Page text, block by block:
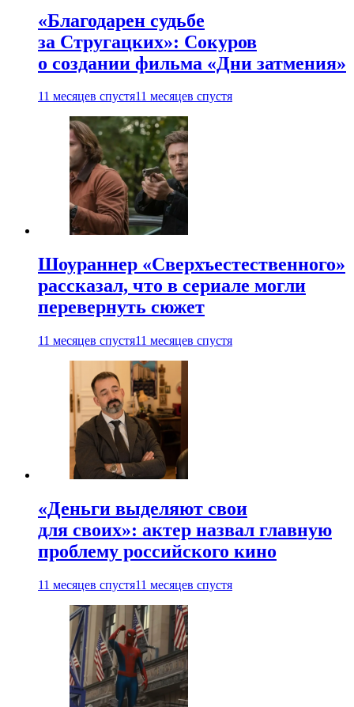
«Благодарен судьбе
за Стругацких»: Сокуров
о создании фильма «Дни затмения»
11 месяцев спустя11 месяцев спустя
Шоураннер «Сверхъестественного»
рассказал, что в сериале могли
перевернуть сюжет
11 месяцев спустя11 месяцев спустя
«Деньги выделяют свои
для своих»: актер назвал главную
проблему российского кино
11 месяцев спустя11 месяцев спустя